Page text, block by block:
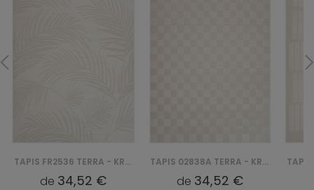
TAPIS FR2536 TERRA - KREMOWY
de 34,52 €
TAPIS 02838A TERRA - KREMOWY
de 34,52 €